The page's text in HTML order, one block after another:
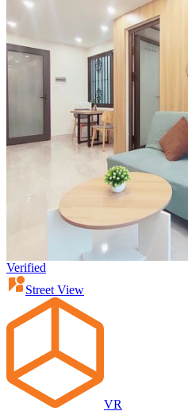
Verified
Street View
VR